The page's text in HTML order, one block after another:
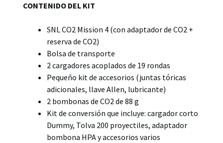
CONTENIDO DEL KIT
SNL CO2 Mission 4 (con adaptador de CO2 +
reserva de CO2)
Bolsa de transporte
2 cargadores acoplados de 19 rondas
Pequeño kit de accesorios (juntas tóricas
adicionales, llave Allen, lubricante)
2 bombonas de CO2 de 88 g
Kit de conversión que incluye: cargador corto
Dummy, Tolva 200 proyectiles, adaptador
bombona HPA y accesorios varios